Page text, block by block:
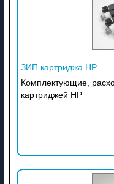
ЗИП картриджа HP
Комплектующие,
картриджей HP